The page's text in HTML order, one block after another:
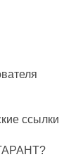
ссылки